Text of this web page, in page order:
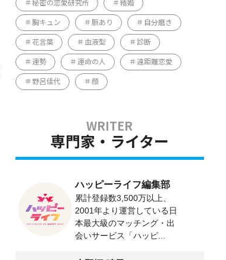
秘密の恋愛研究所 結婚
胸キュン 脈あり 自分磨き
花言葉 血液型 診断
運勢 運命の人 遠距離恋愛
野呂佳代 顔
専門家・ライター
ハッピーライフ編集部
累計登録数3,500万以上、
2001年より運営している日
本最大級のマッチング・出
会いサービス「ハッピ...